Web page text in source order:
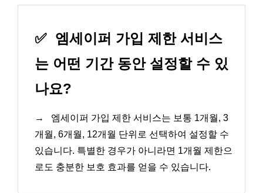
✅ 엠세이퍼 가입 제한 서비스
는 어떤 기간 동안 설정할 수 있
나요?
→
엠세이퍼 가입 제한 서비스는 보통 1개월, 3
개월, 6개월, 12개월 단위로 선택하여 설정할 수
있습니다. 특별한 경우가 아니라면 1개월 제한으
로도 충분한 보호 효과를 얻을 수 있습니다.